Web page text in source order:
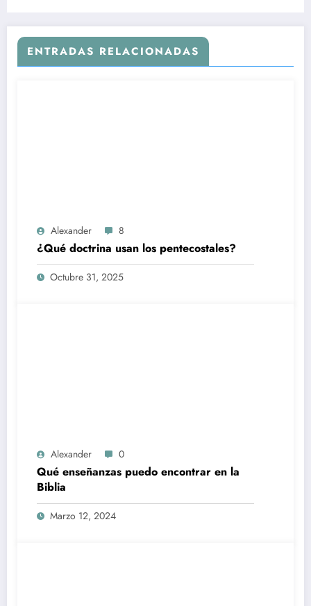
ENTRADAS RELACIONADAS
Alexander 8
¿Qué doctrina usan los pentecostales?
Octubre 31, 2025
Alexander 0
Qué enseñanzas puedo encontrar en la
Biblia
Marzo 12, 2024